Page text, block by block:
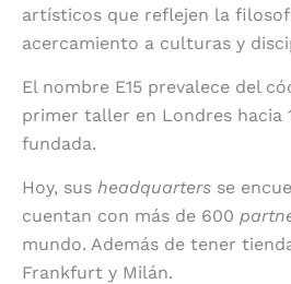
artísticos que reflejen la
acercamiento a culturas y
El nombre E15 prevalece del
primer taller en Londres hacia
fundada.
Hoy, sus headquarters se
cuentan con más de 600
mundo. Además de tener
Frankfurt y Milán.